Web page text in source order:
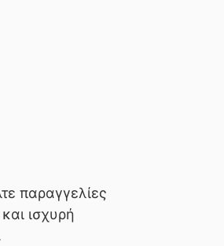
παραγγελίες
ισχυρή